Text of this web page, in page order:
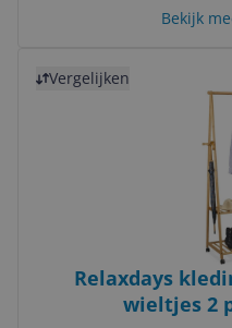
Bekijk
Vergelijken
Relaxdays
wieltjes 2